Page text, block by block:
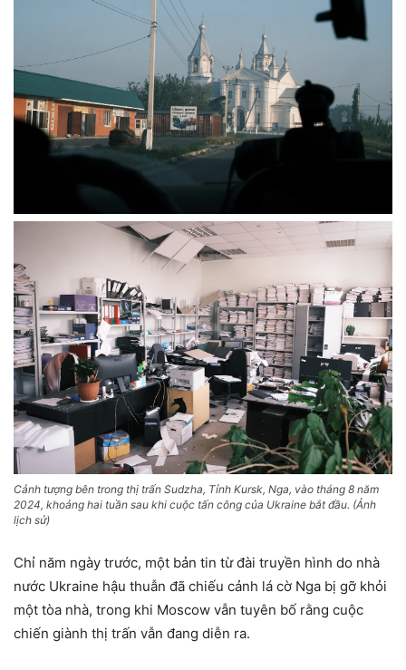
Cảnh tượng bên trong thị trấn Sudzha, Tỉnh Kursk, Nga, vào tháng 8 năm
2024, khoảng hai tuần sau khi cuộc tấn công của Ukraine bắt đầu. (Ảnh
lịch sử)
Chỉ năm ngày trước, một bản tin từ đài truyền hình do nhà
nước Ukraine hậu thuẫn đã chiếu cảnh lá cờ Nga bị gỡ khỏi
một tòa nhà, trong khi Moscow vẫn tuyên bố rằng cuộc
chiến giành thị trấn vẫn đang diễn ra.